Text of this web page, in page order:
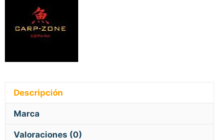
Descripción
Marca
Valoraciones (0)